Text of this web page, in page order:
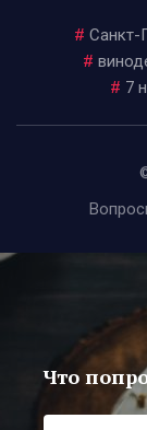
# Санкт-
#
# 7
Что